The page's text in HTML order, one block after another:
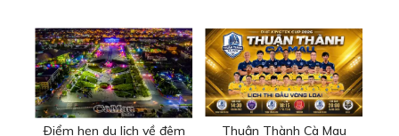
Ðiểm hẹn du lịch về đêm
Thuận Thành Cà Mau